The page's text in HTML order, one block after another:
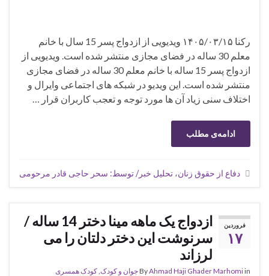
رکنا ۱۴۰۵/۰۳/۱۵ ویدیویی از ازدواج پسر 15 سال با خانم
معلم 30 ساله در فضای مجازی منتشر شده است. ویدیویی از
ازدواج پسر 15 ساله با خانم معلم 30 ساله در فضای مجازی
منتشر شده است. این ویدیو در شبکه های اجتماعی وایرال و
اختلاف سنی زیاد آن ها مورد توجه و تعجب کاربران قرار …
ادامه‌ی مطلب
دفاع از حقوق زنان، تحلیل خبر/ توسط: سحر حاجی قادر مرحومی
فروردین
۱۷
ازدواج یک ماهه مینا دختر 14 ساله /
سرنوشت این دختر دلتان را می
لرزاند
ByAhmad Haji Ghader Marhomiin جوان و کودک کودک همسری